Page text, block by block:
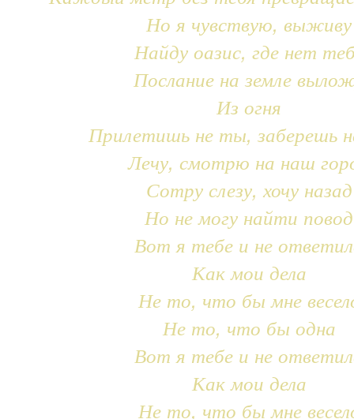
Но я чувствую, выживу
Найду оазис, где нет
Послание на земле
Из огня
Прилетишь не ты, заберешь
Лечу, смотрю на наш
Сотру слезу, хочу назад
Но не могу найти повод
Вот я тебе и не
Как мои дела
Не то, что бы мне
Не то, что бы одна
Вот я тебе и не
Как мои дела
Не то, что бы мне